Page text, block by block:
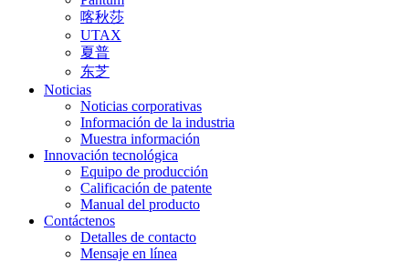
喀秋莎
UTAX
夏普
东芝
Noticias
Noticias corporativas
Información de la industria
Muestra información
Innovación tecnológica
Equipo de producción
Calificación de patente
Manual del producto
Contáctenos
Detalles de contacto
Mensaje en línea